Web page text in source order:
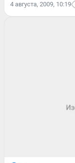
4 августа, 2009, 10:19